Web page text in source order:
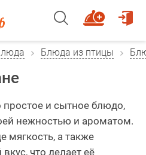
Блюда из птицы
простое и сытное блюдо,
нежностью и ароматом.
мягкость, а также
что делает её